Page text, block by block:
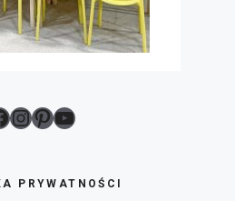
Instagram
Pinterest
YouTube
PRYWATNOŚCI